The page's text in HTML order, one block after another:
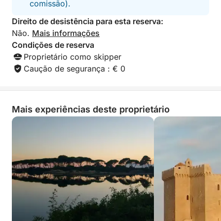
A experiência inclui: uma variedade de aperitivos,
refrigerantes, vinho rosé, água, equipamento de
snorkel e tempo para nadar.
Deixe-se seduzir por um cruzeiro vespertino
intimista e elegante até as Ilhas Lérins. Reserve já a
sua relaxante experiência marítima e desfrute de
comissão).
Direito de desistência para esta reserva:
Não. Mais informações
Condições de reserva
Proprietário como skipper
Caução de segurança : € 0
Mais experiências deste proprietário